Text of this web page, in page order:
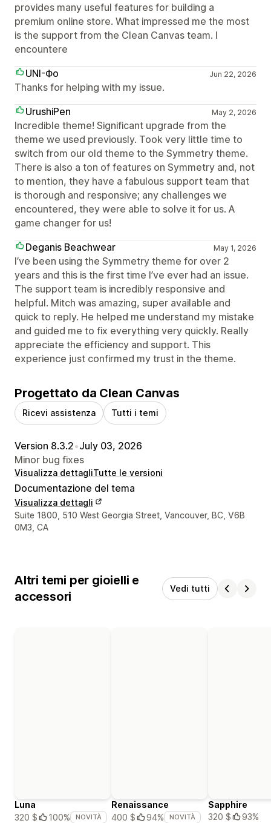
provides many useful features for building a
premium online store. What impressed me the most
is the support from the Clean Canvas team. I
encountere
UNI-Фо
Jun 22, 2026
Thanks for helping with my issue.
UrushiPen
May 2, 2026
Incredible theme! Significant upgrade from the
theme we used previously. Took very little time to
switch from our old theme to the Symmetry theme.
There is also a ton of features on Symmetry and, not
to mention, they have a fabulous support team that
is thorough and responsive; any challenges we
encountered, they were able to solve it for us. A
game changer for us!
Deganis Beachwear
May 1, 2026
I’ve been using the Symmetry theme for over 2
years and this is the first time I’ve ever had an issue.
The support team is incredibly responsive and
helpful. Mitch was amazing, super available and
quick to reply. He helped me understand my mistake
and guided me to fix everything very quickly. Really
appreciate the efficiency and support. This
experience just confirmed my trust in the theme.
Progettato da Clean Canvas
Ricevi assistenza Tutti i temi
Version 8.3.2•July 03, 2026
Minor bug fixes
Visualizza dettagliTutte le versioni
Documentazione del tema
Visualizza dettagli
Recapiti del designer
Suite 1800, 510 West Georgia Street, Vancouver, BC, V6B
0M3, CA
Altri temi per gioielli e
accessori
Vedi tutti
Luna
320 $
100% NOVITÀ
Renaissance
400 $
94% NOVITÀ
Sapphire
320 $
93%